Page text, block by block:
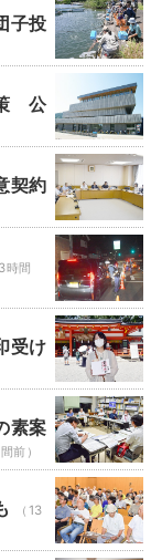
子投
公
契約
時間
受け
素案
前）
（13